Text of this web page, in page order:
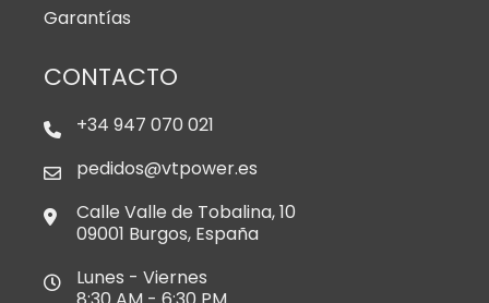
Garantías
CONTACTO
+34 947 070 021
pedidos@vtpower.es
Calle Valle de Tobalina, 10
09001 Burgos, España
Lunes - Viernes